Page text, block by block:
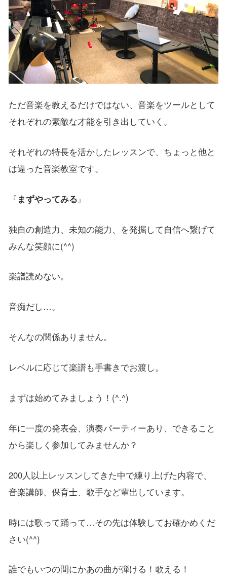
ただ音楽を教えるだけではない、音楽をツールとして
それぞれの素敵な才能を引き出していく。
それぞれの特長を活かしたレッスンで、ちょっと他と
は違った音楽教室です。
『 まずやってみる 』
独自の創造力、未知の能力、を発掘して自信へ繋げて
みんな笑顔に(^^)
楽譜読めない。
音痴だし…。
そんなの関係ありません。
レベルに応じて楽譜も手書きでお渡し。
まずは始めてみましょう！(^.^)
年に一度の発表会、演奏パーティーあり、できること
から楽しく参加してみませんか？
200人以上レッスンしてきた中で練り上げた内容で、
音楽講師、保育士、歌手など輩出しています。
時には歌って踊って…その先は体験してお確かめくだ
さい(^^)
誰でもいつの間にかあの曲が弾ける！歌える！